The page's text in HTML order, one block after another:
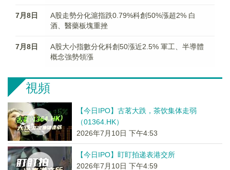
7月8日
A股走勢分化滬指跌0.79%科創50%漲超2% 白
酒、醫藥板塊重挫
7月8日
A股大小指數分化科創50漲近2.5% 軍工、半導體
概念強勢領漲
視頻
【今日IPO】古茗大跌，茶饮集体走弱
（01364.HK）
2026年7月10日 下午4:53
【今日IPO】盯盯拍递表港交所
2026年7月10日 下午4:59